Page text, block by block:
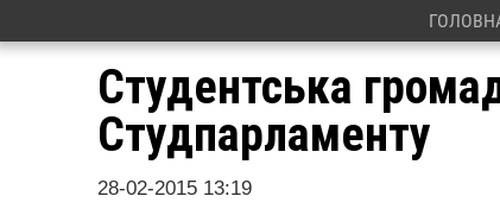
Студентська
Студпарламенту
28-02-2015 13:19